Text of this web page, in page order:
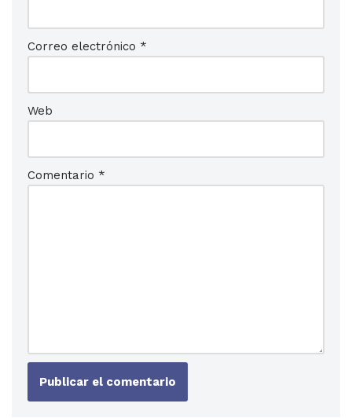
Correo electrónico *
Web
Comentario *